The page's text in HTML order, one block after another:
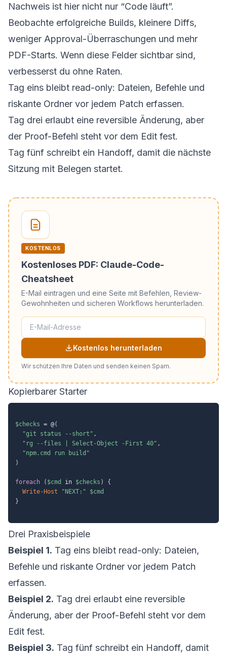
Nachweis ist hier nicht nur “Code läuft”.
Beobachte erfolgreiche Builds, kleinere Diffs,
weniger Approval-Überraschungen und mehr
PDF-Starts. Wenn diese Felder sichtbar sind,
verbesserst du ohne Raten.
Tag eins bleibt read-only: Dateien, Befehle und
riskante Ordner vor jedem Patch erfassen.
Tag drei erlaubt eine reversible Änderung, aber
der Proof-Befehl steht vor dem Edit fest.
Tag fünf schreibt ein Handoff, damit die nächste
Sitzung mit Belegen startet.
KOSTENLOS
Kostenloses PDF: Claude-Code-
Cheatsheet
E-Mail eintragen und eine Seite mit Befehlen, Review-
Gewohnheiten und sicheren Workflows herunterladen.
Kostenlos herunterladen
Wir schützen Ihre Daten und senden keinen Spam.
Kopierbarer Starter
$checks = @(
"git status --short" ,
"rg --files | Select-Object -First 40" ,
"npm.cmd run build"
)
foreach ( $cmd in $checks )
{
Write-Host
"NEXT:"
$cmd
}
Drei Praxisbeispiele
Beispiel 1. Tag eins bleibt read-only: Dateien,
Befehle und riskante Ordner vor jedem Patch
erfassen.
Beispiel 2. Tag drei erlaubt eine reversible
Änderung, aber der Proof-Befehl steht vor dem
Edit fest.
Beispiel 3. Tag fünf schreibt ein Handoff, damit